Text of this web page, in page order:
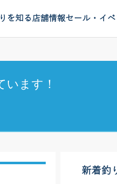
を知る店舗情報セール・イベ
ます！
新着釣